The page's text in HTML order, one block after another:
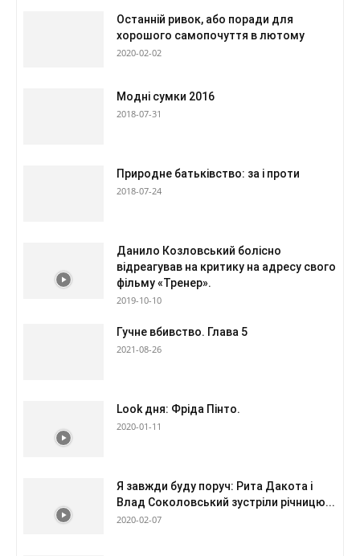
Останній ривок, або поради для
хорошого самопочуття в лютому
2020-02-02
Модні сумки 2016
2018-07-31
Природне батьківство: за і проти
2018-07-24
Данило Козловський болісно
відреагував на критику на адресу свого
фільму «Тренер».
2019-10-10
Гучне вбивство. Глава 5
2021-08-26
Look дня: Фріда Пінто.
2020-01-11
Я завжди буду поруч: Рита Дакота і
Влад Соколовський зустріли річницю...
2020-02-07